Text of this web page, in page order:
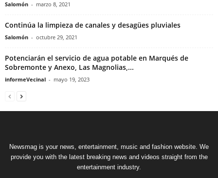
Salomón - marzo 8, 2021
Continúa la limpieza de canales y desagües pluviales
Salomón - octubre 29, 2021
Potenciarán el servicio de agua potable en Marqués de
Sobremonte y Anexo, Las Magnolias,...
informeVecinal - mayo 19, 2023
Newsmag is your news, entertainment, music and fashion website. We
provide you with the latest breaking news and videos straight from the
entertainment industry.